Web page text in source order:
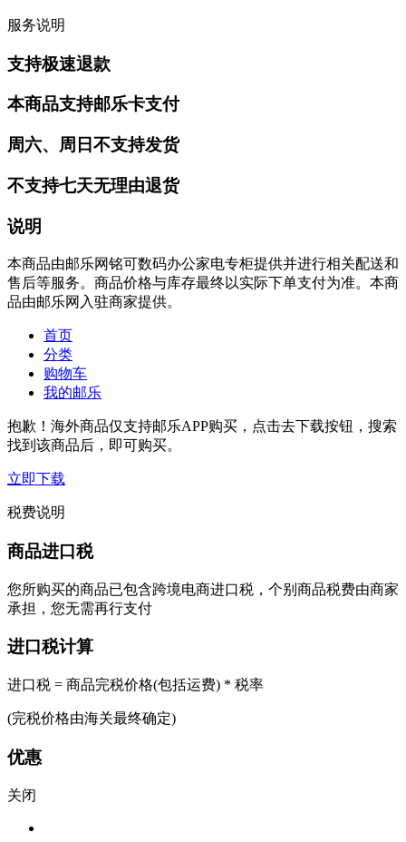
服务说明
支持极速退款
本商品支持邮乐卡支付
周六、周日不支持发货
不支持七天无理由退货
说明
本商品由邮乐网铭可数码办公家电专柜提供并进行相关配送和
售后等服务。商品价格与库存最终以实际下单支付为准。本商
品由邮乐网入驻商家提供。
首页
分类
购物车
我的邮乐
抱歉！海外商品仅支持邮乐APP购买，点击去下载按钮，搜索
找到该商品后，即可购买。
立即下载
税费说明
商品进口税
您所购买的商品已包含跨境电商进口税，个别商品税费由商家
承担，您无需再行支付
进口税计算
进口税 = 商品完税价格(包括运费) * 税率
(完税价格由海关最终确定)
优惠
关闭